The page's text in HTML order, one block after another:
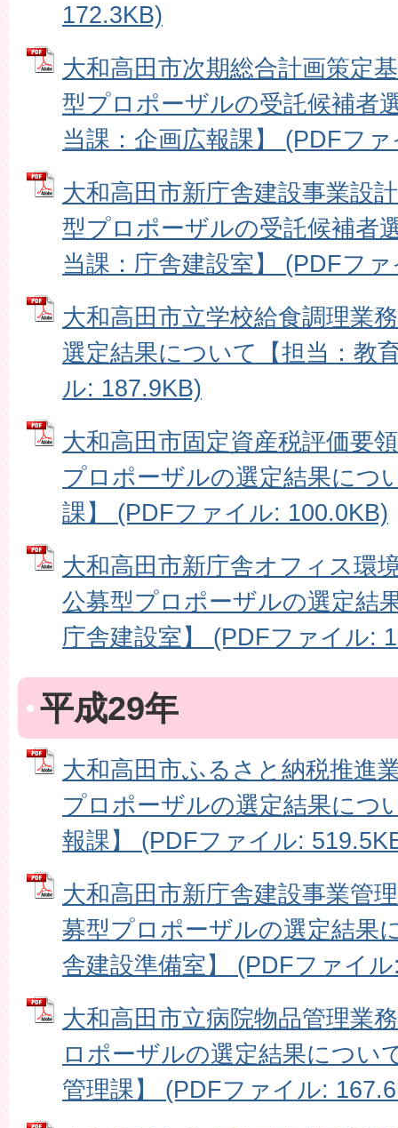
172.3KB)
大和高田市次期総合計画策定
型プロポーザルの受託候補者
当課：企画広報課】 (PDFフ
大和高田市新庁舎建設事業設
型プロポーザルの受託候補者
当課：庁舎建設室】 (PDFフ
大和高田市立学校給食調理業
選定結果について【担当：教
ル: 187.9KB)
大和高田市固定資産税評価要
プロポーザルの選定結果につ
課】 (PDFファイル: 100.0KB)
大和高田市新庁舎オフィス環
公募型プロポーザルの選定結
庁舎建設室】 (PDFファイル:
平成29年
大和高田市ふるさと納税推進
プロポーザルの選定結果につ
報課】 (PDFファイル:
大和高田市新庁舎建設事業管
募型プロポーザルの選定結果
舎建設準備室】 (PDFファイ
大和高田市立病院物品管理業
ロポーザルの選定結果につい
管理課】 (PDFファイル: